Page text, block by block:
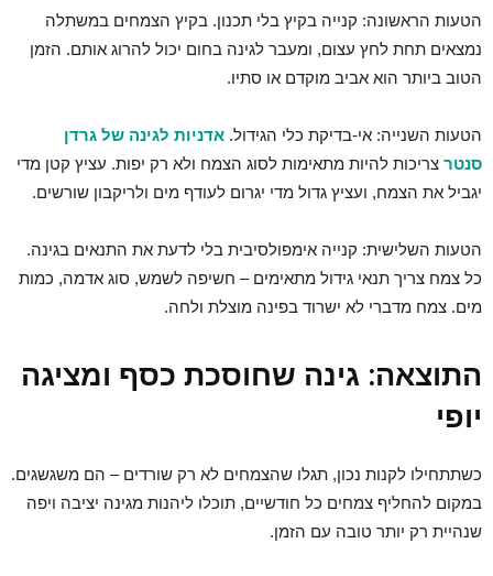
הטעות הראשונה: קנייה בקיץ בלי תכנון. בקיץ הצמחים במשתלה
נמצאים תחת לחץ עצום, ומעבר לגינה בחום יכול להרוג אותם. הזמן
הטוב ביותר הוא אביב מוקדם או סתיו.
הטעות השנייה: אי-בדיקת כלי הגידול. אדניות לגינה של גרדן
סנטר צריכות להיות מתאימות לסוג הצמח ולא רק יפות. עציץ קטן מדי
יגביל את הצמח, ועציץ גדול מדי יגרום לעודף מים ולריקבון שורשים.
הטעות השלישית: קנייה אימפולסיבית בלי לדעת את התנאים בגינה.
כל צמח צריך תנאי גידול מתאימים – חשיפה לשמש, סוג אדמה, כמות
מים. צמח מדברי לא ישרוד בפינה מוצלת ולחה.
התוצאה: גינה שחוסכת כסף ומציגה
יופי
כשתתחילו לקנות נכון, תגלו שהצמחים לא רק שורדים – הם משגשגים.
במקום להחליף צמחים כל חודשיים, תוכלו ליהנות מגינה יציבה ויפה
שנהיית רק יותר טובה עם הזמן.